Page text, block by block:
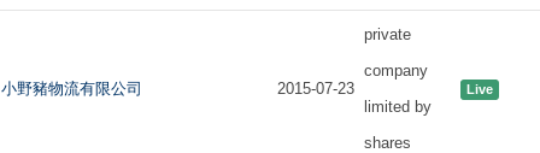
小野豬物流有限公司 2015-07-23
private
company
limited by
shares
Live